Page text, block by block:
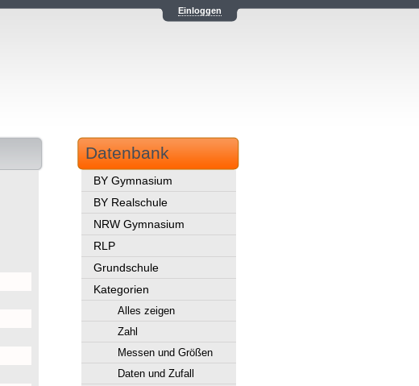
Einloggen
Datenbank
BY Gymnasium
BY Realschule
NRW Gymnasium
RLP
Grundschule
Kategorien
Alles zeigen
Zahl
Messen und Größen
Daten und Zufall